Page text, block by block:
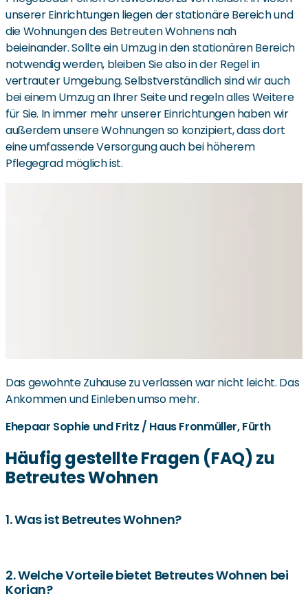
unserer Einrichtungen liegen der stationäre Bereich und
die Wohnungen des Betreuten Wohnens nah
beieinander. Sollte ein Umzug in den stationären Bereich
notwendig werden, bleiben Sie also in der Regel in
vertrauter Umgebung. Selbstverständlich sind wir auch
bei einem Umzug an Ihrer Seite und regeln alles Weitere
für Sie. In immer mehr unserer Einrichtungen haben wir
außerdem unsere Wohnungen so konzipiert, dass dort
eine umfassende Versorgung auch bei höherem
Pflegegrad möglich ist.
Das gewohnte Zuhause zu verlassen war nicht leicht. Das
Ankommen und Einleben umso mehr.
Ehepaar Sophie und Fritz / Haus Fronmüller, Fürth
Häufig gestellte Fragen (FAQ) zu
Betreutes Wohnen
1. Was ist Betreutes Wohnen?
in einer eigenen Wohnung zu leben, während sie bei
Bedarf auf Unterstützung in Bereichen wie Pflege,
2. Welche Vorteile bietet Betreutes Wohnen bei
Korian?